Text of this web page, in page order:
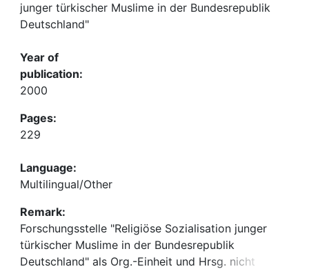
junger türkischer Muslime in der Bundesrepublik
Deutschland"
Year of
publication:
2000
Pages:
229
Language:
Multilingual/Other
Remark:
Forschungsstelle "Religiöse Sozialisation junger
türkischer Muslime in der Bundesrepublik
Deutschland" als Org.-Einheit und Hrsg. nicht